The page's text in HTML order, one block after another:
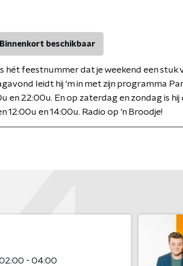
Binnenkort beschikbaar
hét feestnummer dat je weekend een stuk
leidt hij ‘m in met zijn programma
en 22:00u. En op zaterdag en zondag is hij
12:00u en 14:00u. Radio op ’n Broodje!
- 04:00